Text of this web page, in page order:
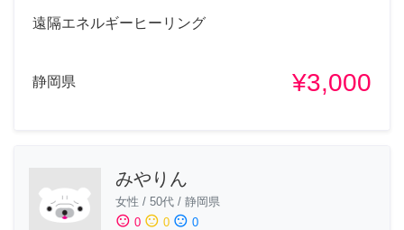
遠隔エネルギーヒーリング
静岡県 ¥3,000
みやりん
女性 / 50代 / 静岡県
sentiment_satisfied 0 sentiment_neutral 0 sentiment_dissatisfied 0